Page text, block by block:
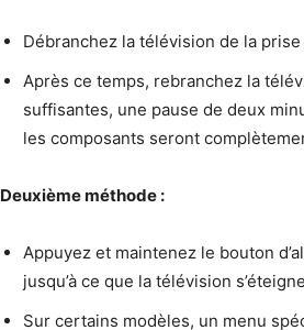
Débranchez la télévision de la
Après ce temps, rebranchez la
suffisantes, une pause de deux
les composants seront
Deuxième méthode :
Appuyez et maintenez le bouton
jusqu’à ce que la télévision
Sur certains modèles, un menu